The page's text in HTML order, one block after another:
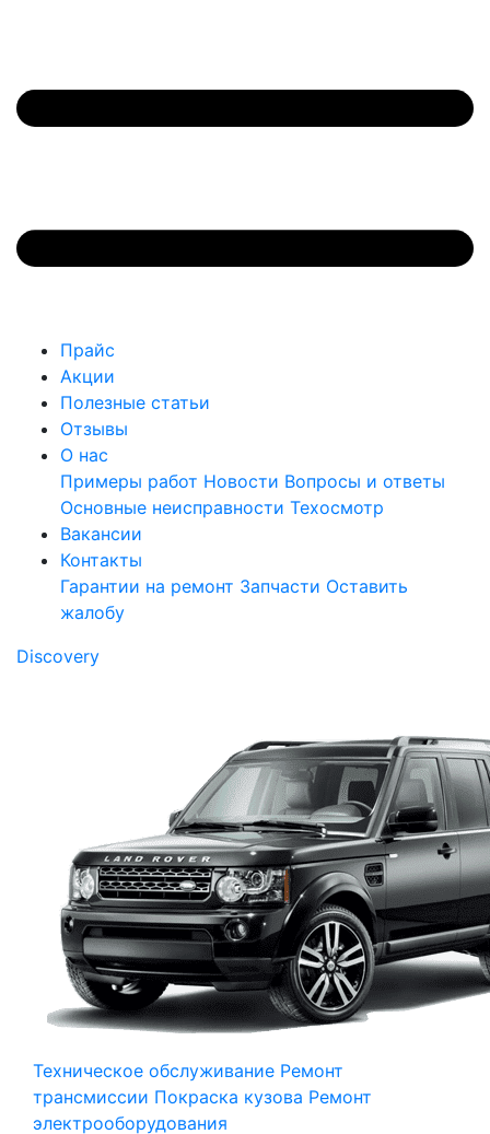
Прайс
Акции
Полезные статьи
Отзывы
О нас
Примеры работ Новости Вопросы и ответы
Основные неисправности Техосмотр
Вакансии
Контакты
Гарантии на ремонт Запчасти Оставить
жалобу
Discovery
Техническое обслуживание Ремонт
трансмиссии Покраска кузова Ремонт
электрооборудования